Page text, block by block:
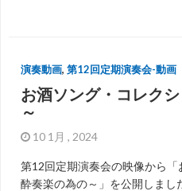
演奏動画, 第12回定期演奏会-動画
お酒ソング・コレク
～
10 1月 , 2024
第12回定期演奏会の映像から
酔奏楽の為の～」を公開しまし